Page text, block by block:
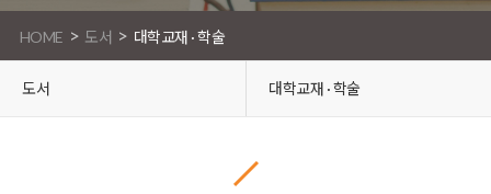
HOME > 도서 > 대학교재 · 학술
도서 대학교재 · 학술